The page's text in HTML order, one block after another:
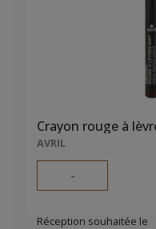
Crayon rouge à
AVRIL
-
Réception souhaitée le